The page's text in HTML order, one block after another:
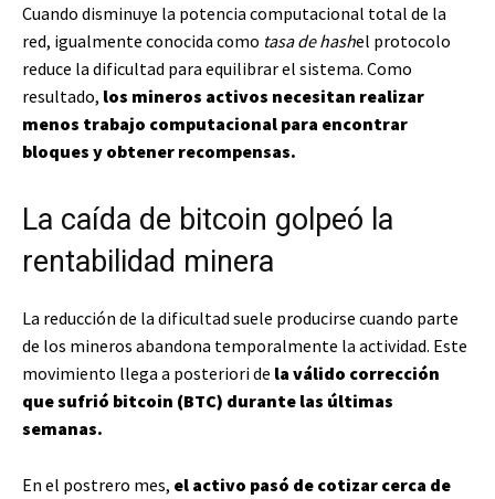
Cuando disminuye la potencia computacional total de la
red, igualmente conocida como tasa de hashel protocolo
reduce la dificultad para equilibrar el sistema. Como
resultado, los mineros activos necesitan realizar
menos trabajo computacional para encontrar
bloques y obtener recompensas.
La caída de bitcoin golpeó la
rentabilidad minera
La reducción de la dificultad suele producirse cuando parte
de los mineros abandona temporalmente la actividad. Este
movimiento llega a posteriori de la válido corrección
que sufrió bitcoin (BTC) durante las últimas
semanas.
En el postrero mes, el activo pasó de cotizar cerca de